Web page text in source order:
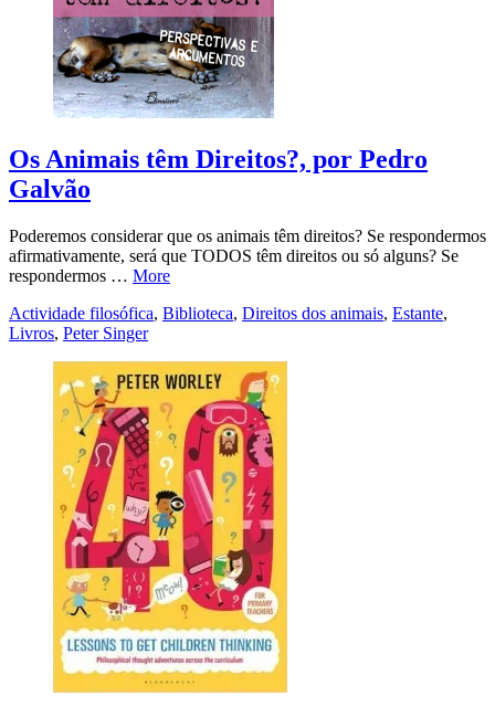
Os Animais têm Direitos?, por Pedro
Galvão
Poderemos considerar que os animais têm direitos? Se respondermos
afirmativamente, será que TODOS têm direitos ou só alguns? Se
respondermos … More
Actividade filosófica, Biblioteca, Direitos dos animais, Estante,
Livros, Peter Singer